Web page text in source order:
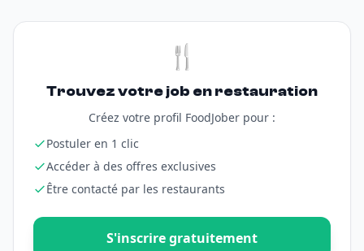
🍴
Trouvez votre job en restauration
Créez votre profil FoodJober pour :
Postuler en 1 clic
Accéder à des offres exclusives
Être contacté par les restaurants
S'inscrire gratuitement